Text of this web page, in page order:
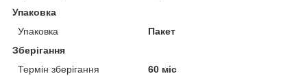
Упаковка
Упаковка
Пакет
Зберігання
Термін зберігання
60 міс